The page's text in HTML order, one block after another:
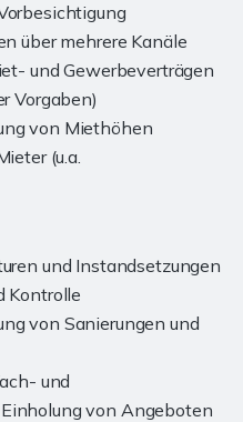
über mehrere Kanäle
und Gewerbeverträgen
Vorgaben)
von Miethöhen
(u.a.
und Instandsetzungen
Kontrolle
von Sanierungen und
und
von Angeboten